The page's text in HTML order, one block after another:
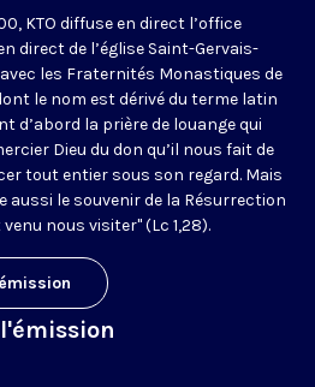
KTO diffuse en direct l’office
direct de l’église Saint-Gervais-
les Fraternités Monastiques de
le nom est dérivé du terme latin
d’abord la prière de louange qui
Dieu du don qu’il nous fait de
tout entier sous son regard. Mais
aussi le souvenir de la Résurrection
nous visiter" (Lc 1,28).